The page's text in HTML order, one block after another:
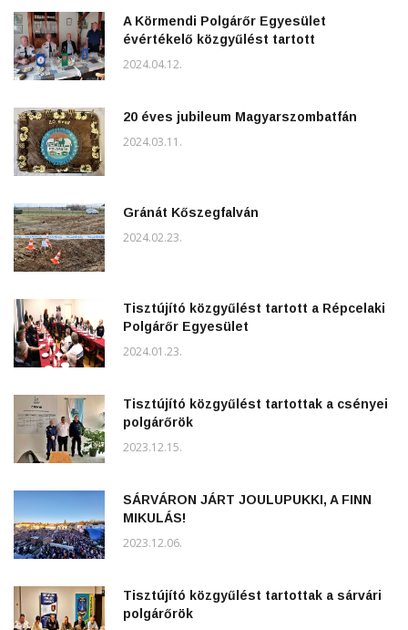
A Körmendi Polgárőr Egyesület
évértékelő közgyűlést tartott
2024.04.12.
20 éves jubileum Magyarszombatfán
2024.03.11.
Gránát Kőszegfalván
2024.02.23.
Tisztújító közgyűlést tartott a Répcelaki
Polgárőr Egyesület
2024.01.23.
Tisztújító közgyűlést tartottak a csényei
polgárőrök
2023.12.15.
SÁRVÁRON JÁRT JOULUPUKKI, A FINN
MIKULÁS!
2023.12.06.
Tisztújító közgyűlést tartottak a sárvári
polgárőrök